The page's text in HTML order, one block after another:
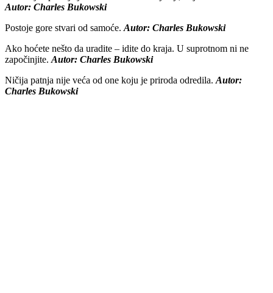
Autor: Charles Bukowski
Postoje gore stvari od samoće. Autor: Charles Bukowski
Ako hoćete nešto da uradite – idite do kraja. U suprotnom ni ne
započinjite. Autor: Charles Bukowski
Ničija patnja nije veća od one koju je priroda odredila. Autor:
Charles Bukowski